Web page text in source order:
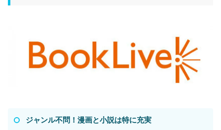
ジャンル不問！漫画と小説は特に充実